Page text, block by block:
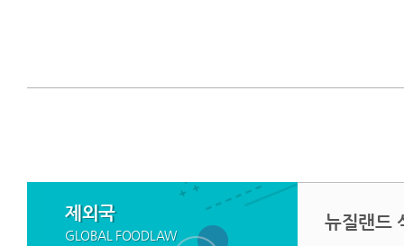
제외국
GLOBAL FOODLAW
뉴질랜드